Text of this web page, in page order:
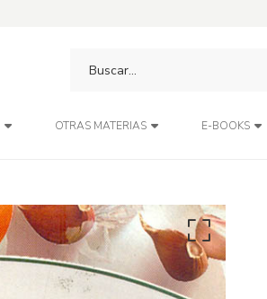
OTRAS MATERIAS E-BOOKS